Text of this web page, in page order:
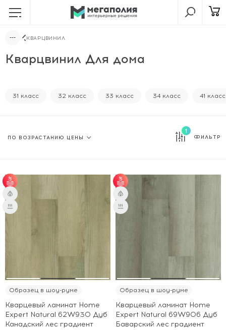
КВАРЦВИНИЛ
Кварцвинил Для дома
31 класс 32 класс 33 класс 34 класс 41 класс
1
ФИЛЬТР
от 60 м² - скидка 6%.
Образец в шоу-руме
Кварцевый ламинат Home
Expert Natural 62W930 Дуб
Канадский лес градиент
Образец в шоу-руме
Кварцевый ламинат Home
Expert Natural 69W906 Дуб
Баварский лес градиент